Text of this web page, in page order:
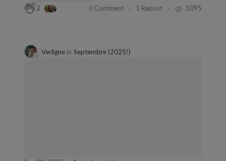
2
0 Comment 1 Repost 1095
Verligne in Septembre (2025!)